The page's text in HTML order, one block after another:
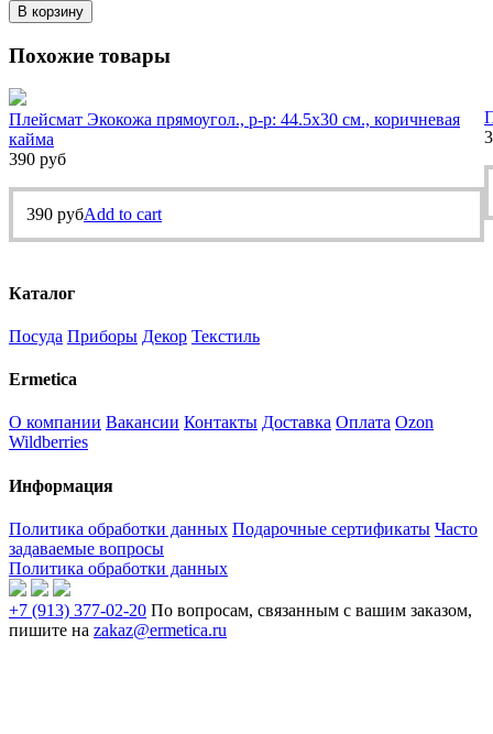
В корзину
Похожие товары
Плейсмат Экокожа прямоугол., р-р: 44.5х30 см., коричневая
кайма
390 руб
390 рубAdd to cart
Каталог
Посуда Приборы Декор Текстиль
Ermetica
О компании Вакансии Контакты Доставка Оплата Ozon
Wildberries
Информация
Политика обработки данных Подарочные сертификаты Часто
задаваемые вопросы
Политика обработки данных
+7 (913) 377-02-20 По вопросам, связанным с вашим заказом,
пишите на zakaz@ermetica.ru